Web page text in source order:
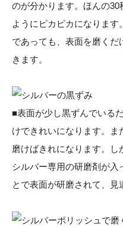
のが分かります。ほんの
ようにピカピカになりま
であっても、表面を磨く
きます。
■表面が少し黒ずんでいる
けできれいになります。
磨けばきれになります。し
シルバー専用の研磨剤が入
とで表面が研磨されて、見